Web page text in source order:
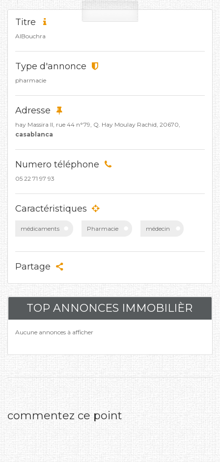
Titre
AlBouchra
Type d'annonce
pharmacie
Adresse
hay Massira II, rue 44 n°79, Q. Hay Moulay Rachid, 20670,
casablanca
Numero téléphone
05 22 71 97 93
Caractéristiques
médicaments Pharmacie médecin
Partage
TOP ANNONCES IMMOBILIÈR
Aucune annonces à afficher
commentez ce point